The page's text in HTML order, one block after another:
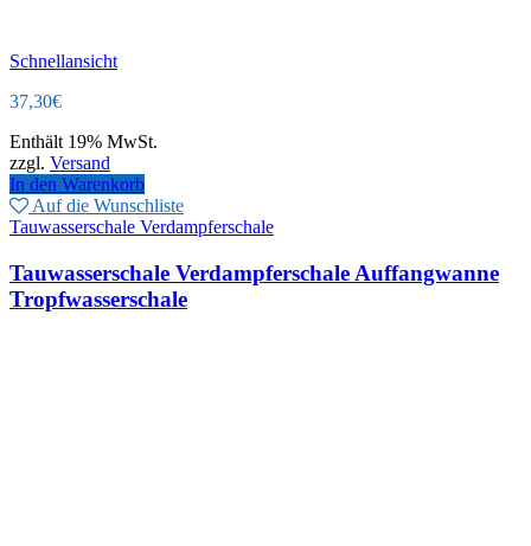
Schnellansicht
37,30€
Enthält 19% MwSt.
zzgl. Versand
In den Warenkorb
Auf die Wunschliste
Tauwasserschale Verdampferschale
Tauwasserschale Verdampferschale Auffangwanne
Tropfwasserschale